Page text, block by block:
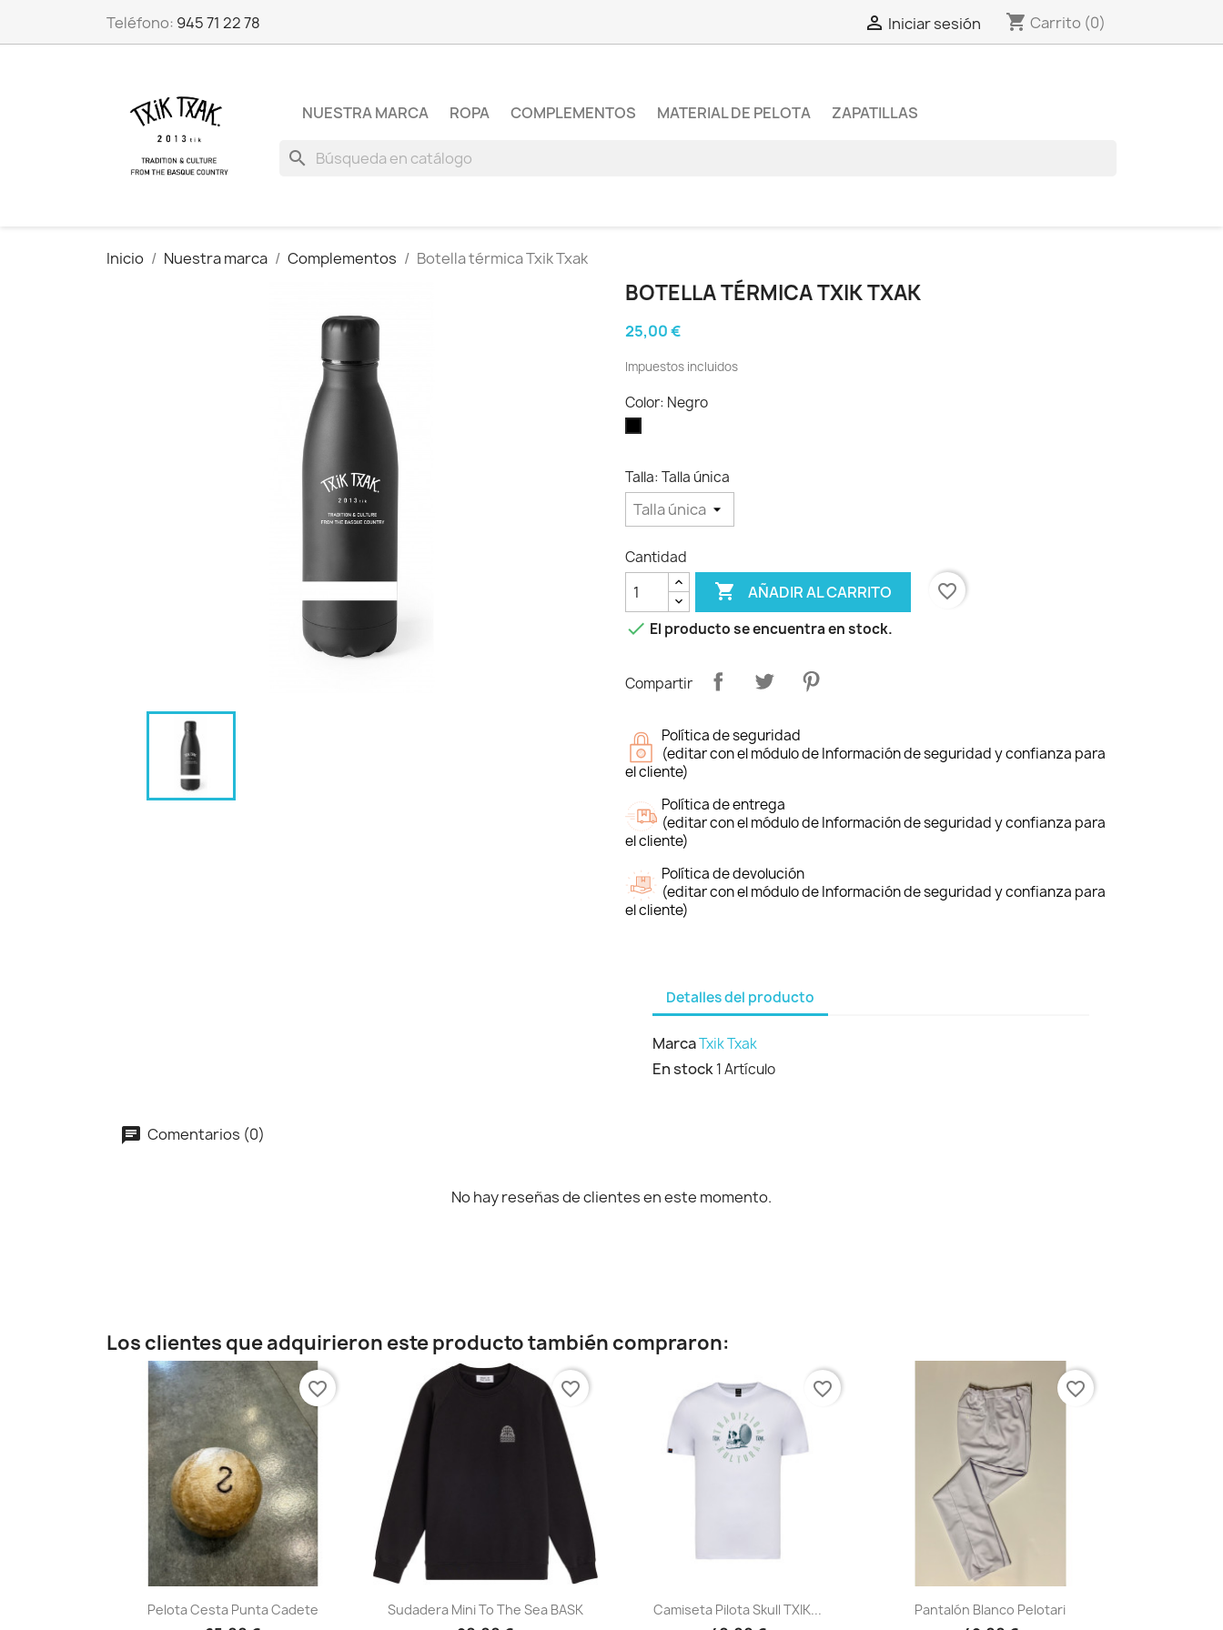
Teléfono: 945 71 22 78  Iniciar sesión shopping_cart Carrito (0)
NUESTRA MARCA ROPA COMPLEMENTOS MATERIAL DE PELOTA ZAPATILLAS
search
Inicio Nuestra marca Complementos Botella térmica Txik Txak
BOTELLA TÉRMICA TXIK TXAK
25,00 €
Impuestos incluidos
Color: Negro
Talla: Talla única
Cantidad
 AÑADIR AL CARRITO
favorite_border
 El producto se encuentra en stock.
Compartir
Política de seguridad
(editar con el módulo de Información de seguridad y confianza para
el cliente)
Política de entrega
(editar con el módulo de Información de seguridad y confianza para
el cliente)
Política de devolución
(editar con el módulo de Información de seguridad y confianza para
el cliente)
Detalles del producto
MarcaTxik Txak
En stock1 Artículo
Comentarios (0)
No hay reseñas de clientes en este momento.
Los clientes que adquirieron este producto también compraron:
Vista rápida
Pelota Cesta Punta Cadete
favorite_border
Vista rápida
Sudadera Mini To The Sea BASK
favorite_border
Vista rápida
Camiseta Pilota Skull TXIK...
favorite_border
Vista rápida
Pantalón Blanco Pelotari
favorite_border